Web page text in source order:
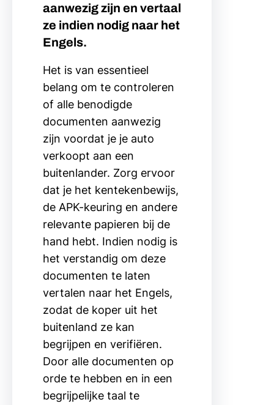
aanwezig zijn en vertaal
ze indien nodig naar het
Engels.
Het is van essentieel
belang om te controleren
of alle benodigde
documenten aanwezig
zijn voordat je je auto
verkoopt aan een
buitenlander. Zorg ervoor
dat je het kentekenbewijs,
de APK-keuring en andere
relevante papieren bij de
hand hebt. Indien nodig is
het verstandig om deze
documenten te laten
vertalen naar het Engels,
zodat de koper uit het
buitenland ze kan
begrijpen en verifiëren.
Door alle documenten op
orde te hebben en in een
begrijpelijke taal te